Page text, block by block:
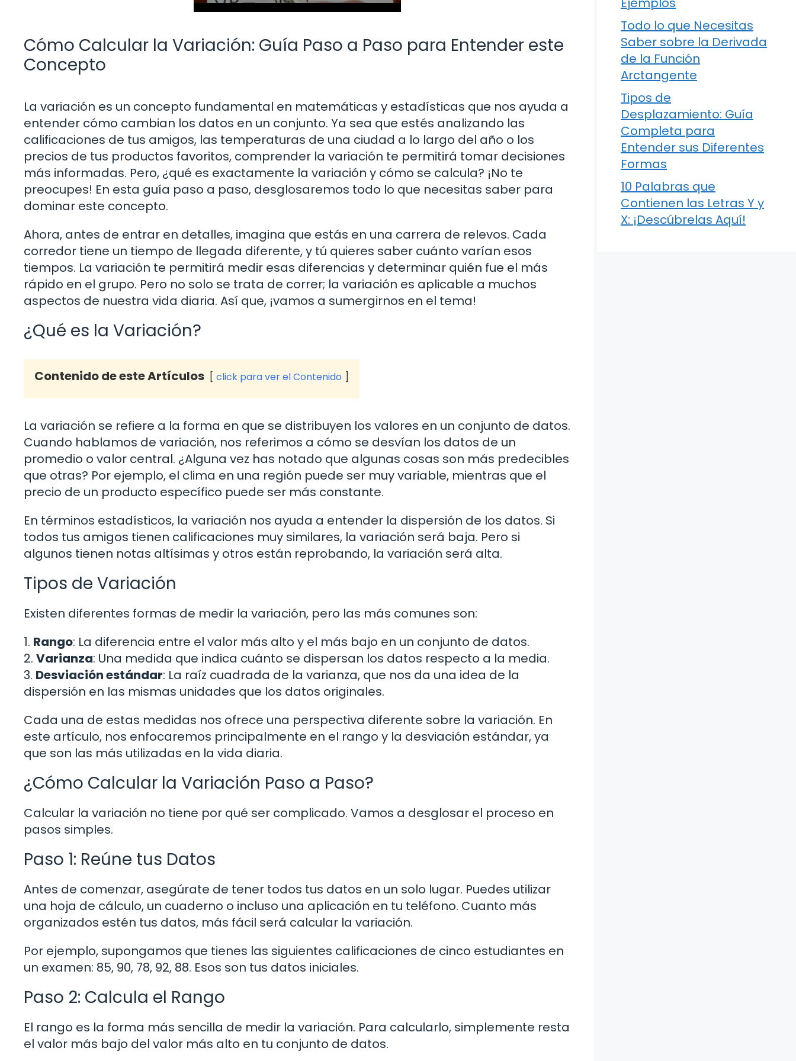
Cómo Calcular la Variación: Guía Paso a Paso para Entender este
Concepto
La variación es un concepto fundamental en matemáticas y estadísticas que nos ayuda a
entender cómo cambian los datos en un conjunto. Ya sea que estés analizando las
calificaciones de tus amigos, las temperaturas de una ciudad a lo largo del año o los
precios de tus productos favoritos, comprender la variación te permitirá tomar decisiones
más informadas. Pero, ¿qué es exactamente la variación y cómo se calcula? ¡No te
preocupes! En esta guía paso a paso, desglosaremos todo lo que necesitas saber para
dominar este concepto.
Ahora, antes de entrar en detalles, imagina que estás en una carrera de relevos. Cada
corredor tiene un tiempo de llegada diferente, y tú quieres saber cuánto varían esos
tiempos. La variación te permitirá medir esas diferencias y determinar quién fue el más
rápido en el grupo. Pero no solo se trata de correr; la variación es aplicable a muchos
aspectos de nuestra vida diaria. Así que, ¡vamos a sumergirnos en el tema!
¿Qué es la Variación?
Contenido de este Artículos click para ver el Contenido
La variación se refiere a la forma en que se distribuyen los valores en un conjunto de datos.
Cuando hablamos de variación, nos referimos a cómo se desvían los datos de un
promedio o valor central. ¿Alguna vez has notado que algunas cosas son más predecibles
que otras? Por ejemplo, el clima en una región puede ser muy variable, mientras que el
precio de un producto específico puede ser más constante.
En términos estadísticos, la variación nos ayuda a entender la dispersión de los datos. Si
todos tus amigos tienen calificaciones muy similares, la variación será baja. Pero si
algunos tienen notas altísimas y otros están reprobando, la variación será alta.
Tipos de Variación
Existen diferentes formas de medir la variación, pero las más comunes son:
1. Rango: La diferencia entre el valor más alto y el más bajo en un conjunto de datos.
2. Varianza: Una medida que indica cuánto se dispersan los datos respecto a la media.
3. Desviación estándar: La raíz cuadrada de la varianza, que nos da una idea de la
dispersión en las mismas unidades que los datos originales.
Cada una de estas medidas nos ofrece una perspectiva diferente sobre la variación. En
este artículo, nos enfocaremos principalmente en el rango y la desviación estándar, ya
que son las más utilizadas en la vida diaria.
¿Cómo Calcular la Variación Paso a Paso?
Calcular la variación no tiene por qué ser complicado. Vamos a desglosar el proceso en
pasos simples.
Paso 1: Reúne tus Datos
Antes de comenzar, asegúrate de tener todos tus datos en un solo lugar. Puedes utilizar
una hoja de cálculo, un cuaderno o incluso una aplicación en tu teléfono. Cuanto más
organizados estén tus datos, más fácil será calcular la variación.
Por ejemplo, supongamos que tienes las siguientes calificaciones de cinco estudiantes en
un examen: 85, 90, 78, 92, 88. Esos son tus datos iniciales.
Paso 2: Calcula el Rango
El rango es la forma más sencilla de medir la variación. Para calcularlo, simplemente resta
el valor más bajo del valor más alto en tu conjunto de datos.
Todo lo que Necesitas
Saber sobre la Derivada
de la Función
Arctangente
Tipos de
Desplazamiento: Guía
Completa para
Entender sus Diferentes
Formas
10 Palabras que
Contienen las Letras Y y
X: ¡Descúbrelas Aquí!